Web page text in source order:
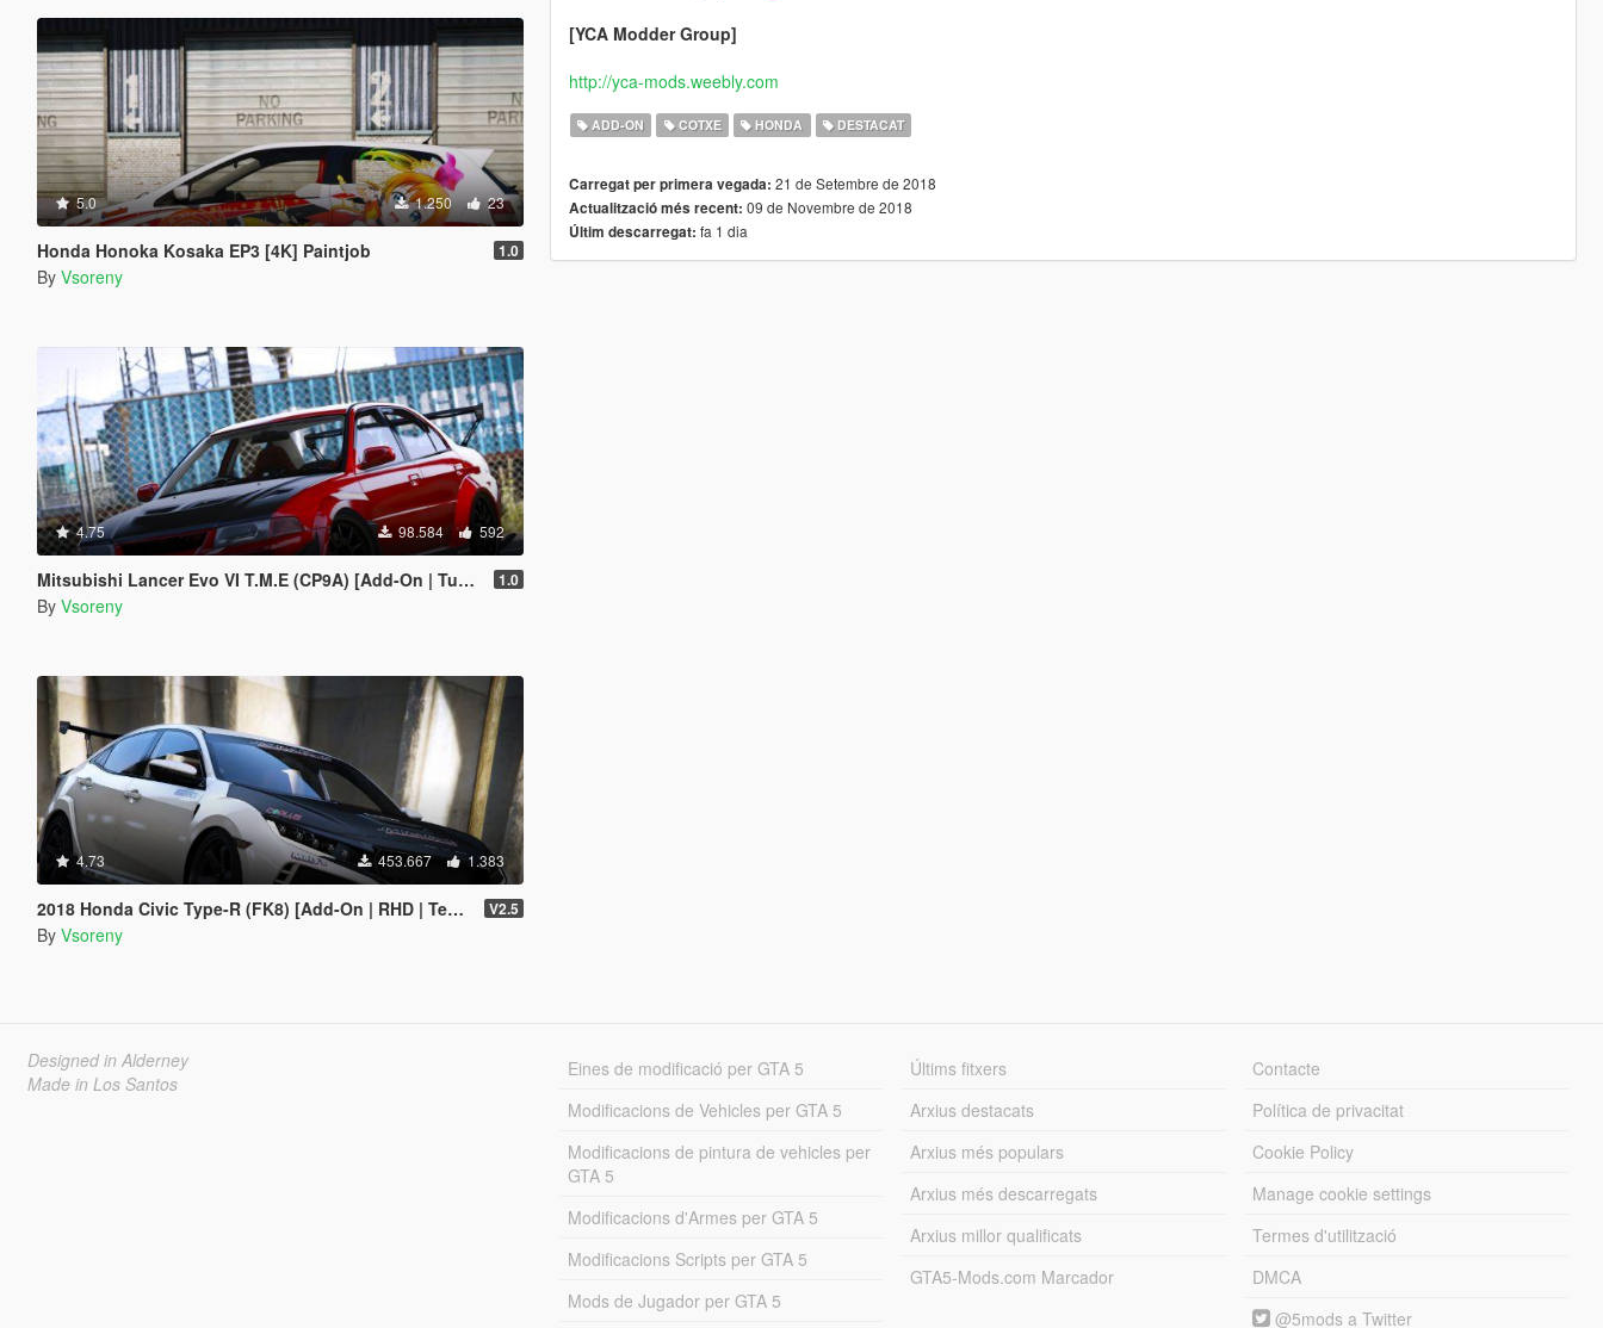
5.0 1.250 23
Honda Honoka Kosaka EP3 [4K] Paintjob 1.0
By Vsoreny
4.75 98.584 592
Mitsubishi Lancer Evo VI T.M.E (CP9A) [Add-On | Tuning | GSR | Evo5 | Varis | Template] 1.0
By Vsoreny
4.73 453.667 1.383
2018 Honda Civic Type-R (FK8) [Add-On | RHD | Template] V2.5
By Vsoreny
[YCA Modder Group]
http://yca-mods.weebly.com
ADD-ON COTXE HONDA DESTACAT
Carregat per primera vegada: 21 de Setembre de 2018
Actualització més recent: 09 de Novembre de 2018
Últim descarregat: fa 1 dia
Designed in Alderney
Made in Los Santos
Eines de modificació per GTA 5
Modificacions de Vehicles per GTA 5
Modificacions de pintura de vehicles per
GTA 5
Modificacions d'Armes per GTA 5
Modificacions Scripts per GTA 5
Mods de Jugador per GTA 5
Últims fitxers
Arxius destacats
Arxius més populars
Arxius més descarregats
Arxius millor qualificats
GTA5-Mods.com Marcador
Contacte
Política de privacitat
Cookie Policy
Manage cookie settings
Termes d'utilització
DMCA
@5mods a Twitter